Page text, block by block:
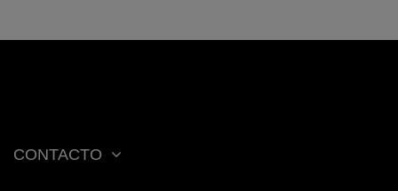
CONTACTO